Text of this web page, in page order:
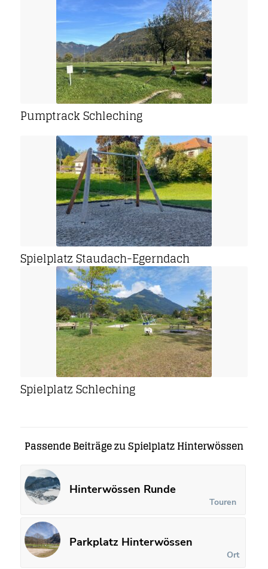
Pumptrack Schleching
Spielplatz Staudach-Egerndach
Spielplatz Schleching
Passende Beiträge zu Spielplatz Hinterwössen
Hinterwössen Runde
Touren
Parkplatz Hinterwössen
Ort